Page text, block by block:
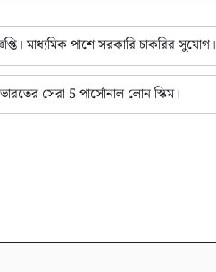
মাধ্যমিক পাশে সরকারি চাকরির সুযোগ।
সেরা 5 পার্সোনাল লোন স্কিম।